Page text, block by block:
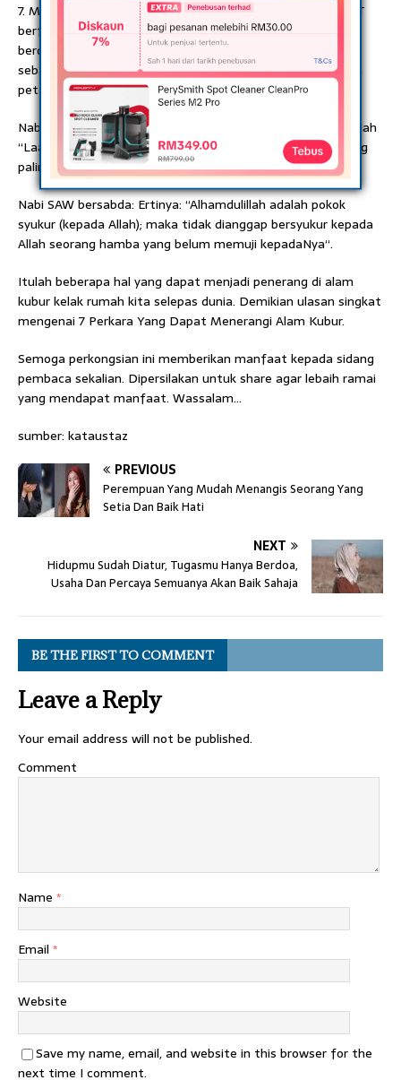
7. Memperbanyak Dzikir atau Ingat Kepada Allah. Allah SWT
berfirman: Ertinya: “Wahai orang-orang yang beriman,
berdzikirlah kamu sekalian kepada Allah dengan dzikir yang
sebanyak-banyaknya dan bertasbihlah kepadaNya pagi dan
petang“.
Nabi SAW bersabda: Ertinya: “Dzikir yang paling utama adalah
“Laa ilaaha illallaahu” tiada Tuhan selain Allah. Dan doa yang
paling utama adalah “Alhamdulillah” segala puji bagi Allah“.
Nabi SAW bersabda: Ertinya: “Alhamdulillah adalah pokok
syukur (kepada Allah); maka tidak dianggap bersyukur kepada
Allah seorang hamba yang belum memuji kepadaNya“.
Itulah beberapa hal yang dapat menjadi penerang di alam
kubur kelak rumah kita selepas dunia. Demikian ulasan singkat
mengenai 7 Perkara Yang Dapat Menerangi Alam Kubur.
Semoga perkongsian ini memberikan manfaat kepada sidang
pembaca sekalian. Dipersilakan untuk share agar lebaih ramai
yang mendapat manfaat. Wassalam…
sumber: kataustaz
PREVIOUS
Perempuan Yang Mudah Menangis Seorang Yang
Setia Dan Baik Hati
NEXT
Hidupmu Sudah Diatur, Tugasmu Hanya Berdoa,
Usaha Dan Percaya Semuanya Akan Baik Sahaja
BE THE FIRST TO COMMENT
Leave a Reply
Your email address will not be published.
Comment
Name *
Email *
Website
Save my name, email, and website in this browser for the
next time I comment.